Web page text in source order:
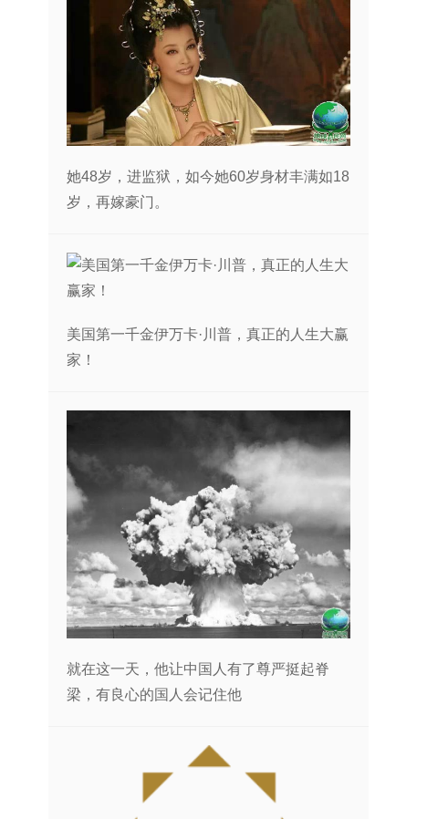
她48岁，进监狱，如今她60岁身材丰满如18
岁，再嫁豪门。
美国第一千金伊万卡·川普，真正的人生大赢
家！
就在这一天，他让中国人有了尊严挺起脊
梁，有良心的国人会记住他